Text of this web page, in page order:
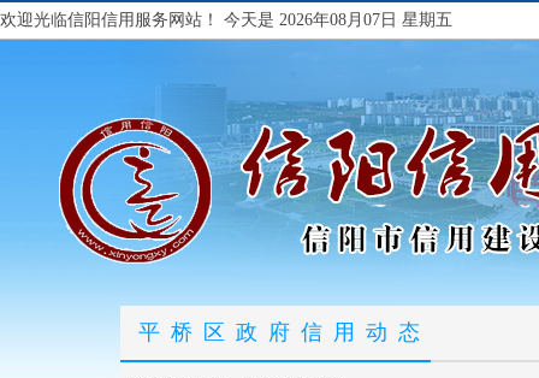
欢迎光临信阳信用服务网站！ 今天是 2026年08月07日 星期五
平桥区政府信用动态